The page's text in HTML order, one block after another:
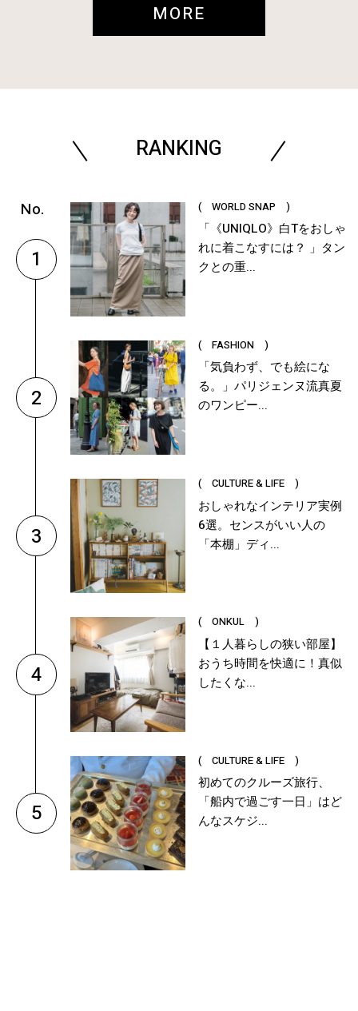
MORE
RANKING
1
( WORLD SNAP )
「《UNIQLO》白Tをおしゃ
れに着こなすには？ 」タン
クとの重...
2
( FASHION )
「気負わず、でも絵にな
る。」パリジェンヌ流真夏
のワンピー...
3
( CULTURE & LIFE )
おしゃれなインテリア実例
6選。センスがいい人の
「本棚」ディ...
4
( ONKUL )
【１人暮らしの狭い部屋】
おうち時間を快適に！真似
したくな...
5
( CULTURE & LIFE )
初めてのクルーズ旅行、
「船内で過ごす一日」はど
んなスケジ...